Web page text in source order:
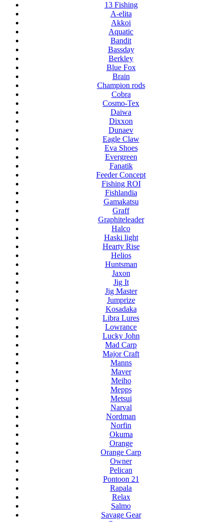
13 Fishing
A-elita
Akkoi
Aquatic
Bandit
Bassday
Berkley
Blue Fox
Brain
Champion rods
Cobra
Cosmo-Tex
Daiwa
Dixxon
Dunaev
Eagle Claw
Eva Shoes
Evergreen
Fanatik
Feeder Concept
Fishing ROI
Fishlandia
Gamakatsu
Graff
Graphiteleader
Halco
Haski light
Hearty Rise
Helios
Huntsman
Jaxon
Jig It
Jig Master
Jumprize
Kosadaka
Libra Lures
Lowrance
Lucky John
Mad Carp
Major Craft
Manns
Maver
Meiho
Mepps
Metsui
Narval
Nordman
Norfin
Okuma
Orange
Orange Carp
Owner
Pelican
Pontoon 21
Rapala
Relax
Salmo
Savage Gear